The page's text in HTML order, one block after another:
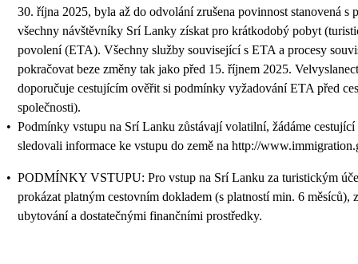
30. října 2025, byla až do odvolání zrušena povinnost stanovená s
všechny návštěvníky Srí Lanky získat pro krátkodobý pobyt
povolení (ETA). Všechny služby související s ETA a procesy
pokračovat beze změny tak jako před 15. říjnem 2025.
doporučuje cestujícím ověřit si podmínky vyžadování ETA před
společnosti).
• Podmínky vstupu na Srí Lanku zůstávají volatilní, žádáme
sledovali informace ke vstupu do země na http://
• PODMÍNKY VSTUPU: Pro vstup na Srí Lanku za turistickým
prokázat platným cestovním dokladem (s platností min. 6 měsíců),
ubytování a dostatečnými finančními prostředky.